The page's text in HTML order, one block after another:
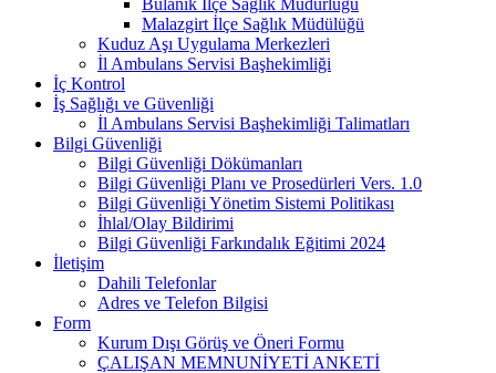
Malazgirt İlçe Sağlık Müdülüğü
Kuduz Aşı Uygulama Merkezleri
İl Ambulans Servisi Başhekimliği
İç Kontrol
İş Sağlığı ve Güvenliği
İl Ambulans Servisi Başhekimliği Talimatları
Bilgi Güvenliği
Bilgi Güvenliği Dökümanları
Bilgi Güvenliği Planı ve Prosedürleri Vers. 1.0
Bilgi Güvenliği Yönetim Sistemi Politikası
İhlal/Olay Bildirimi
Bilgi Güvenliği Farkındalık Eğitimi 2024
İletişim
Dahili Telefonlar
Adres ve Telefon Bilgisi
Form
Kurum Dışı Görüş ve Öneri Formu
ÇALIŞAN MEMNUNİYETİ ANKETİ